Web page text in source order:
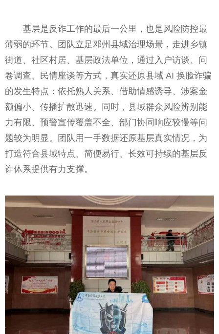
基层是反诈工作的最后一公里，也是风险防控最
薄弱的环节。团队立足邓州县域治理场景，走进乡镇
街道、社区村居、基层政法单位，通过入户访谈、问
卷调查、民情座谈等方式，真实还原县域 AI 换脸诈骗
的发生特点：依托熟人关系、借助情感诱导、涉案金
额偏小、传播扩散迅速。同时，县域群众风险辨别能
力有限、预警宣传覆盖不全、部门协同响应较慢等问
题较为明显。团队用一手数据还原基层真实情况，为
打造符合县域特点、简便易行、长效可持续的基层反
诈体系提供有力支撑。